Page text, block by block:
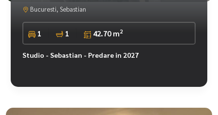
Bucuresti, Sebastian
1 1 42.70 m2
Studio - Sebastian - Predare in 2027